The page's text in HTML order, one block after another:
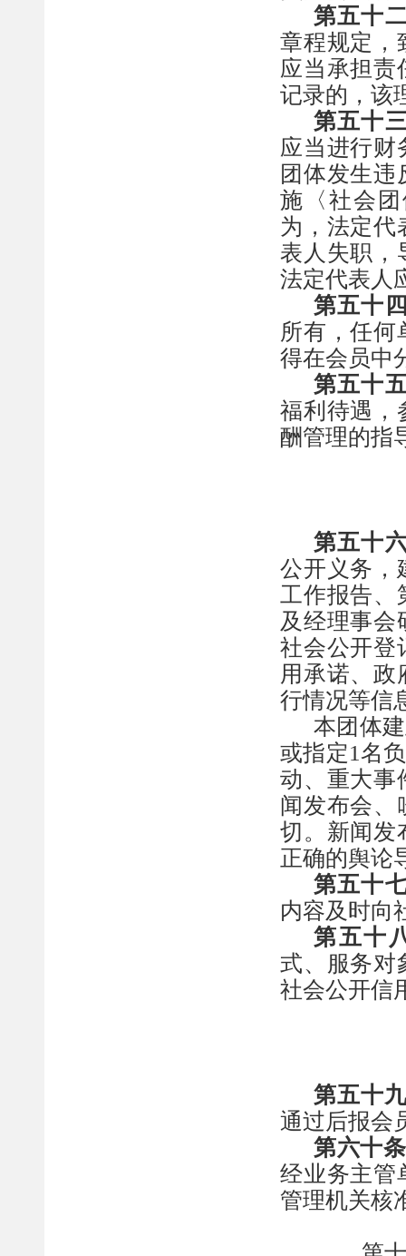
第五十
章程规定，
应当承担责
记录的，该
第五十
应当进行财
团体发生
施〈社会
为，法定代
表人失职，
法定代表人
第五十
所有，任何
得在会员中
第五十
福利待遇，
酬管理的指
第五十
公开义务，
工作报告、
及经理事会
社会公开登
用承诺、政
行情况等信
本团体
或指定1名
动、重大事
闻发布会、
切。新闻发
正确的舆论
第五十
内容及时向
第五十
式、服务对
社会公开信
第五十
通过后报会
第六十条
经业务主管
管理机关核